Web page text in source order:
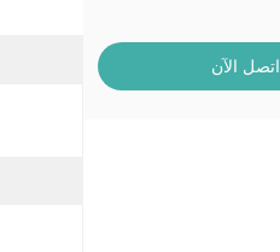
اتصل الآن